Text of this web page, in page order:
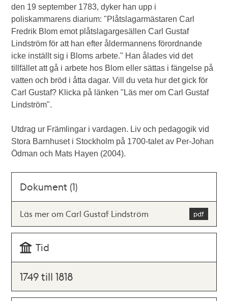
den 19 september 1783, dyker han upp i
poliskammarens diarium: "Plåtslagarmästaren Carl
Fredrik Blom emot plåtslagargesällen Carl Gustaf
Lindström för att han efter åldermannens förordnande
icke inställt sig i Bloms arbete." Han ålades vid det
tillfället att gå i arbete hos Blom eller sättas i fängelse på
vatten och bröd i åtta dagar. Vill du veta hur det gick för
Carl Gustaf? Klicka på länken "Läs mer om Carl Gustaf
Lindström".
Utdrag ur Främlingar i vardagen. Liv och pedagogik vid
Stora Barnhuset i Stockholm på 1700-talet av Per-Johan
Ödman och Mats Hayen (2004).
Dokument (1)
Läs mer om Carl Gustaf Lindström
Tid
1749 till 1818